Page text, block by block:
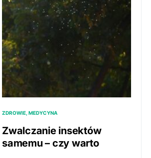
ZDROWIE, MEDYCYNA
Zwalczanie insektów
samemu – czy warto